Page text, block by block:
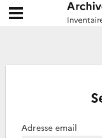
Archives
Ouvrir le menu
Adresse email